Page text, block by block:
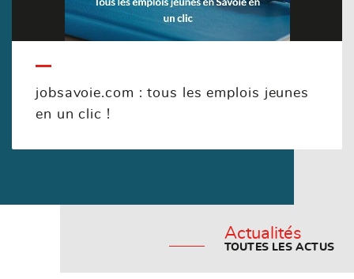
jobsavoie.com : tous les emplois jeunes
en un clic !
Actualités
TOUTES LES ACTUS